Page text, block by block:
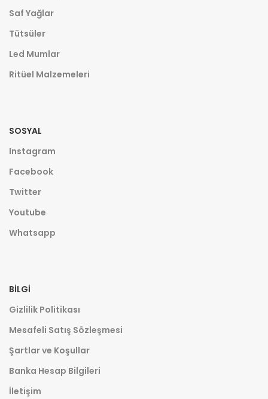
Saf Yağlar
Tütsüler
Led Mumlar
Ritüel Malzemeleri
SOSYAL
Instagram
Facebook
Twitter
Youtube
Whatsapp
BILGI
Gizlilik Politikası
Mesafeli Satış Sözleşmesi
Şartlar ve Koşullar
Banka Hesap Bilgileri
İletişim